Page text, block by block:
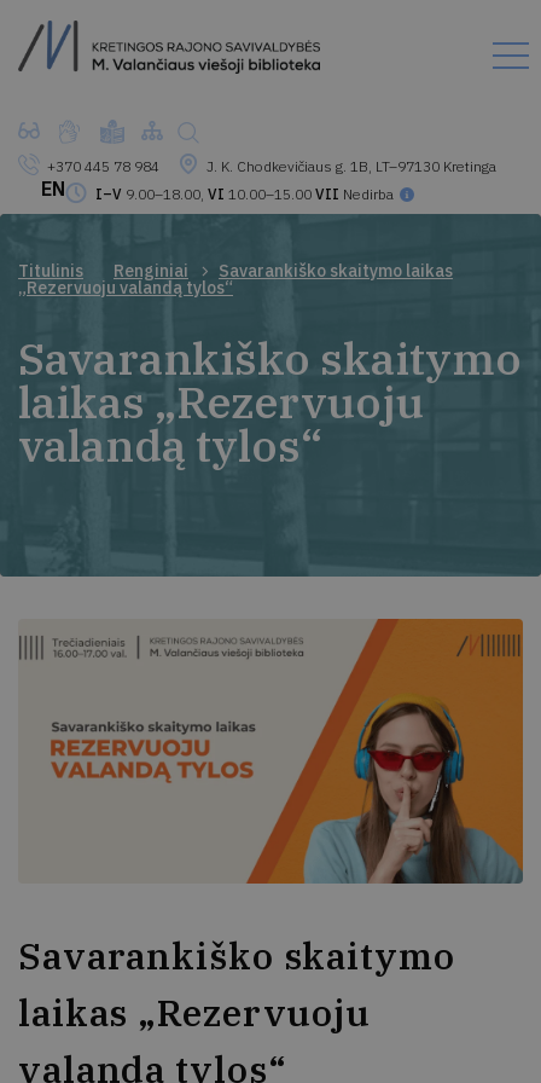
+370 445 78 984
J. K. Chodkevičiaus g. 1B, LT–97130 Kretinga
I–V 9.00–18.00, VI 10.00–15.00 VII Nedirba
EN
Titulinis Renginiai Savarankiško skaitymo laikas
„Rezervuoju valandą tylos“
Savarankiško skaitymo
laikas „Rezervuoju
valandą tylos“
Savarankiško skaitymo
laikas „Rezervuoju
valandą tylos“